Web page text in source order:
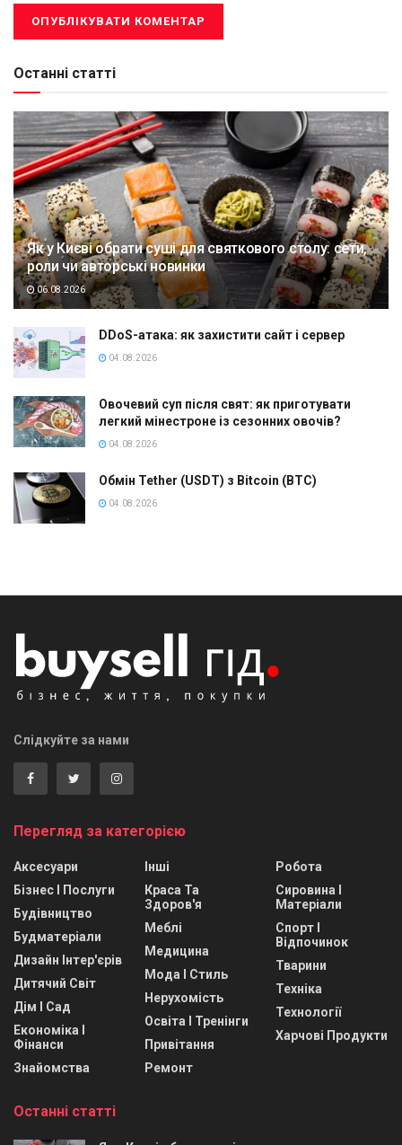
Останні статті
Як у Києві обрати суші для святкового столу: сети,
роли чи авторські новинки
06.08.2026
DDoS-атака: як захистити сайт і сервер
04.08.2026
Овочевий суп після свят: як приготувати
легкий мінестроне із сезонних овочів?
04.08.2026
Обмін Tether (USDT) з Bitcoin (BTC)
04.08.2026
Слідкуйте за нами
Перегляд за категорією
Аксесуари
Бізнес І Послуги
Будівництво
Будматеріали
Дизайн Інтер'єрів
Дитячий Світ
Дім І Сад
Економіка І
Фінанси
Знайомства
Інші
Краса Та
Здоров'я
Меблі
Медицина
Мода І Стиль
Нерухомість
Освіта І Тренінги
Привітання
Ремонт
Робота
Сировина І
Матеріали
Спорт І
Відпочинок
Тварини
Техніка
Технології
Харчові Продукти
Останні статті